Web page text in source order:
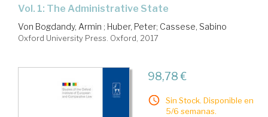
Vol. 1: The Administrative State
Von Bogdandy, Armin ; Huber, Peter; Cassese, Sabino
Oxford University Press. Oxford, 2017
98,78 €
Sin Stock. Disponible en
5/6 semanas.